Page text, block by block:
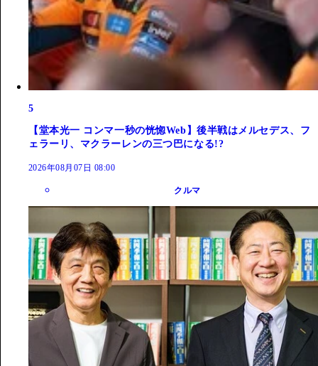
5
【堂本光一 コンマ一秒の恍惚Web】後半戦はメルセデス、フ
ェラーリ、マクラーレンの三つ巴になる!?
2026年08月07日 08:00
クルマ